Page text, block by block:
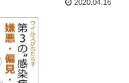
2020.04.16